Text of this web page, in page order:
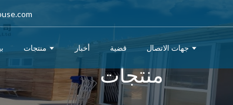
منتجات أخبار قضية جهات الاتصال
منتجات